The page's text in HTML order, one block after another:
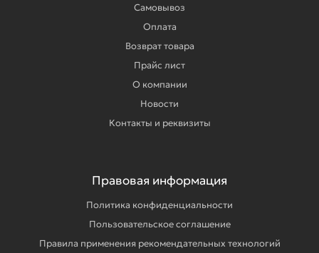
Самовывоз
Оплата
Возврат товара
Прайс лист
О компании
Новости
Контакты и реквизиты
Правовая информация
Политика конфиденциальности
Пользовательское соглашение
Правила применения рекомендательных технологий